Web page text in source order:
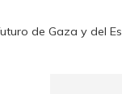
de Gaza y del